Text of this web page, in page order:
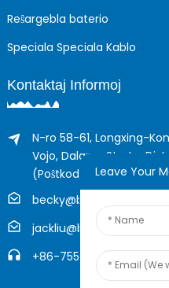
Reŝargebla baterio
Speciala Speciala Kablo
Kontaktaj Informoj
N-ro 58-61, Longxing-
Vojo, Dalang-Strato,
(Poŝtkodo: 518109)
becky@boyingcable.com
jackliu@boyingcable.com
+86-755-21014277
Leave Your